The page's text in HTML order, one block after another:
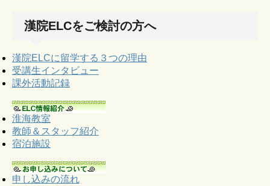
漢院ELCをご検討の方へ
漢院ELCに留学する３つの理由
受講生インタビュー
課外活動記録
淮海教室
教師＆スタッフ紹介
宿泊施設
申し込みの流れ